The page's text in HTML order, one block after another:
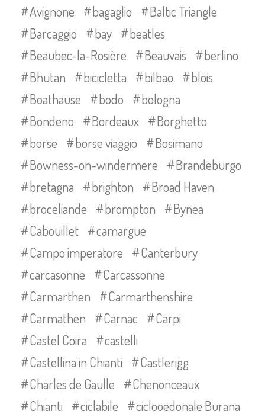
Avignone
bagaglio
Baltic Triangle
Barcaggio
bay
beatles
Beaubec-la-Rosière
Beauvais
berlino
Bhutan
bicicletta bilbao
blois
Boathause
bodo
bologna
Bondeno
Bordeaux
Borghetto
borse
borse viaggio
Bosimano
Bowness-on-windermere
Brandeburgo
bretagna
brighton
Broad Haven
broceliande
brompton
Bynea
Cabouillet
camargue
Campo imperatore
Canterbury
carcasonne
Carcassonne
Carmarthen
Carmarthenshire
Carmathen
Carnac
Carpi
Castel Coira
castelli
Castellina in Chianti
Castlerigg
Charles de Gaulle
Chenonceaux
Chianti
ciclabile
ciclooedonale Burana